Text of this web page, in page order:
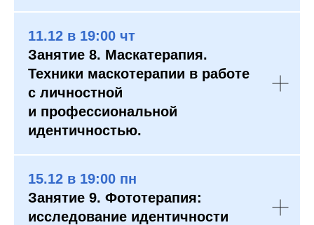
11.12 в 19:00 чт
Занятие 8. Маскатерапия.
Техники маскотерапии в работе
с личностной
и профессиональной
идентичностью.
15.12 в 19:00 пн
Занятие 9. Фототерапия:
исследование идентичности